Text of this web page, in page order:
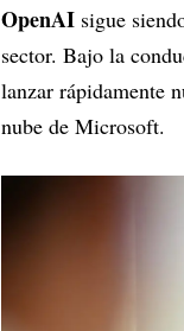
OpenAI sigue
sector. Bajo la
lanzar rápidamente
nube de Microsoft.